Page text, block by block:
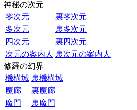
神秘の次元
零次元
裏零次元
多次元
裏多次元
四次元
裏四次元
次元の案内人 裏次元の案内人
修羅の幻界
機構城 裏機構城
魔廊
裏魔廊
魔門
裏魔門